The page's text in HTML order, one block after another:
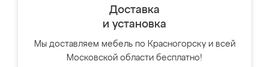
Доставка
и установка
Мы доставляем мебель по Красногорску и всей
Московской области бесплатно!